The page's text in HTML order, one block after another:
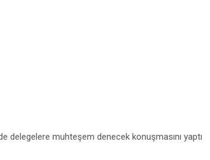
delegelere muhteşem denecek konuşmasını yaptı